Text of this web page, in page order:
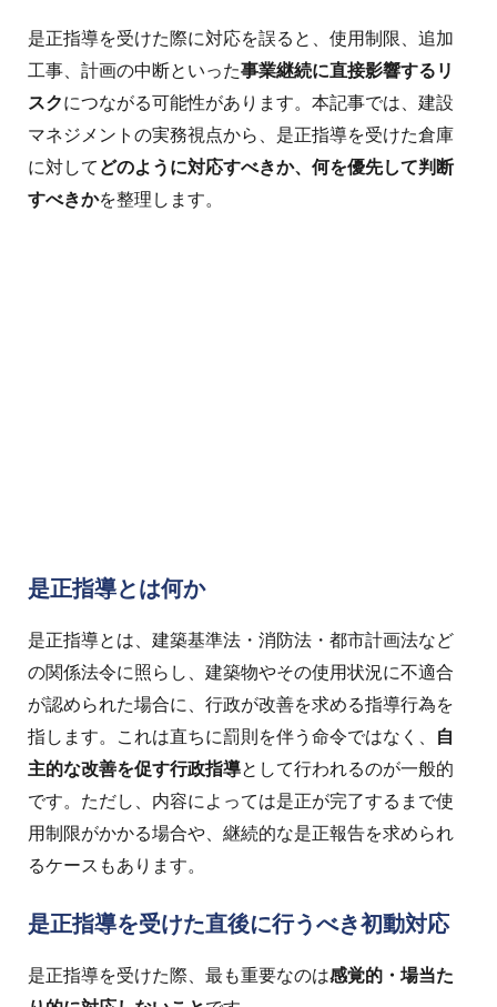
是正指導を受けた際に対応を誤ると、使用制限、追加
工事、計画の中断といった事業継続に直接影響するリ
スクにつながる可能性があります。 本記事では、建設
マネジメントの実務視点から、 是正指導を受けた倉庫
に対して どのように対応すべきか、何を優先して判断
すべきかを整理します。
是正指導とは何か
是正指導とは、建築基準法・消防法・都市計画法など
の関係法令に照らし、建築物やその使用状況に不適合
が認められた場合に、行政が改善を求める指導行為を
指します。
これは直ちに罰則を伴う命令ではなく、
自
主的な改善を促す行政指導として行われるのが一般的
です。 ただし、内容によっては是正が完了するまで使
用制限がかかる場合や、 継続的な是正報告を求められ
るケースもあります。
是正指導を受けた直後に行うべき初動対応
是正指導を受けた際、最も重要なのは感覚的・場当た